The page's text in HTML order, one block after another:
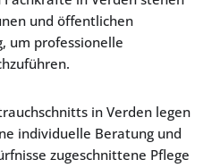
und öffentlichen
um professionelle
in Verden legen
individuelle Beratung und
zugeschnittene Pflege